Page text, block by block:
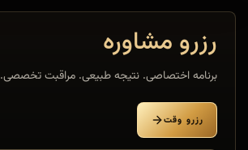
رزرو مشاوره
برنامه اختصاصی. نتیجه طبیعی. مراقبت تخصصی.
رزرو وقت